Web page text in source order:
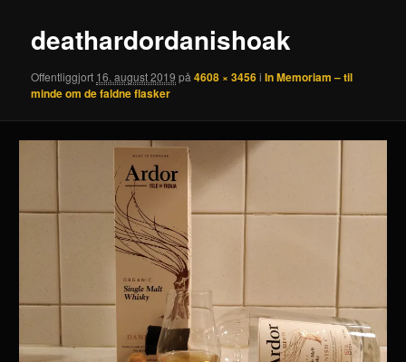
deathardordanishoak
Offentliggjort 16. august 2019 på4608 × 3456iIn Memoriam – til
minde om de faldne flasker